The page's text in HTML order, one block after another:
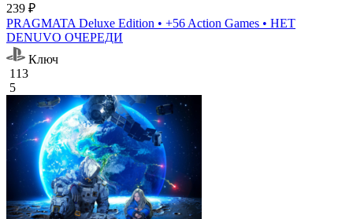
239 ₽
PRAGMATA Deluxe Edition • +56 Action Games • НЕТ
DENUVO ОЧЕРЕДИ
Ключ
113
5